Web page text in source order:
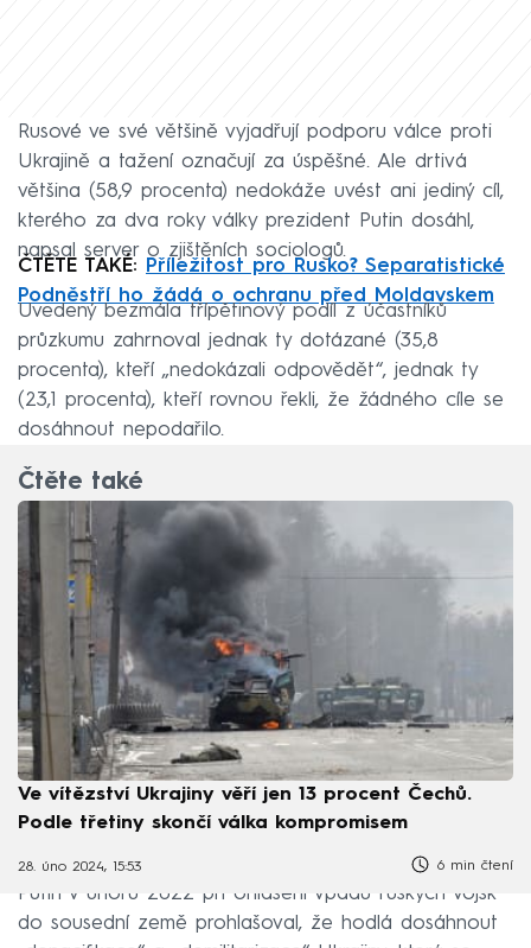
Rusové ve své většině vyjadřují podporu válce proti
Ukrajině a tažení označují za úspěšné. Ale drtivá
většina (58,9 procenta) nedokáže uvést ani jediný cíl,
kterého za dva roky války prezident Putin dosáhl,
napsal server o zjištěních sociologů.
ČTĚTE TAKÉ:
Příležitost pro Rusko? Separatistické
Podněstří ho žádá o ochranu před Moldavskem
Uvedený bezmála třípětinový podíl z účastníků
průzkumu zahrnoval jednak ty dotázané (35,8
procenta), kteří „nedokázali odpovědět“, jednak ty
(23,1 procenta), kteří rovnou řekli, že žádného cíle se
dosáhnout nepodařilo.
Čtěte také
Ve vítězství Ukrajiny věří jen 13 procent Čechů.
Podle třetiny skončí válka kompromisem
28. úno 2024, 15:53 6 min čtení
Putin v únoru 2022 při ohlášení vpádu ruských vojsk
do sousední země prohlašoval, že hodlá dosáhnout